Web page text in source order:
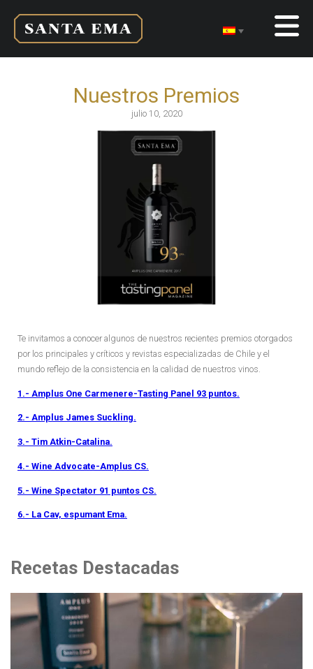
Nuestros Premios
julio 10, 2020
Te invitamos a conocer algunos de nuestros recientes premios otorgados
por los principales y críticos y revistas especializadas de Chile y el
mundo reflejo de la consistencia en la calidad de nuestros vinos.
1.- Amplus One Carmenere-Tasting Panel 93 puntos.
2.- Amplus James Suckling.
3.- Tim Atkin-Catalina.
4.- Wine Advocate-Amplus CS.
5.- Wine Spectator 91 puntos CS.
6.- La Cav, espumant Ema.
Recetas Destacadas